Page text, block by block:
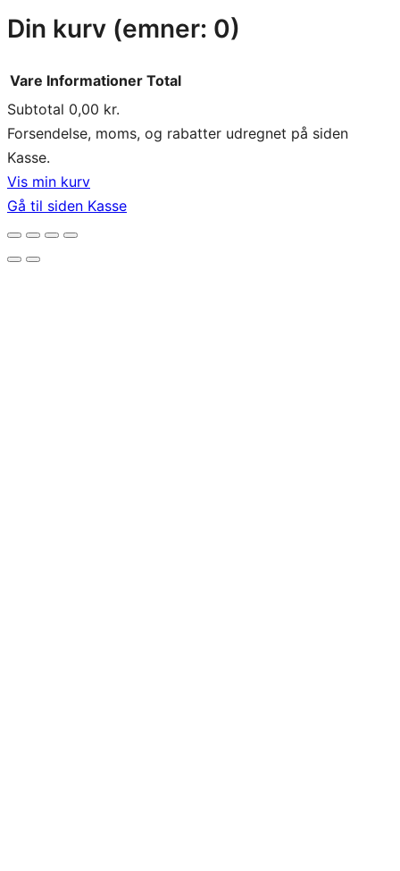
Din kurv (emner: 0)
Varer
i
indkøbskurv
Vare Informationer Total
Subtotal 0,00 kr.
Forsendelse, moms, og rabatter udregnet på siden
Kasse.
Vis min kurv
Gå til siden Kasse